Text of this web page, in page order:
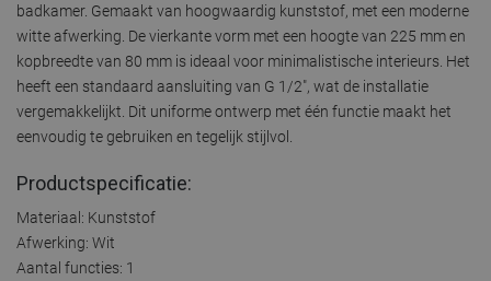
badkamer. Gemaakt van hoogwaardig kunststof, met een moderne
witte afwerking. De vierkante vorm met een hoogte van 225 mm en
kopbreedte van 80 mm is ideaal voor minimalistische interieurs. Het
heeft een standaard aansluiting van G 1/2", wat de installatie
vergemakkelijkt. Dit uniforme ontwerp met één functie maakt het
eenvoudig te gebruiken en tegelijk stijlvol.
Productspecificatie:
Materiaal: Kunststof
Afwerking: Wit
Aantal functies: 1